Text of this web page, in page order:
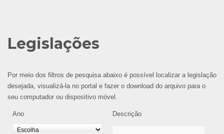
Legislações
Por meio dos filtros de pesquisa abaixo é possível localizar a legislação
desejada, visualizá-la no portal e fazer o download do arquivo para o
seu computador ou dispositivo móvel.
Ano Descrição